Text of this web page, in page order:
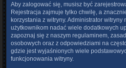
Aby zalogować się, musisz być
Rejestracja zajmuje tylko chwilę, a
korzystania z witryny. Administrator witryny
użytkownikom nadać wiele dodatkowych
zapoznaj się z naszym regulaminem,
osobowych oraz z odpowiedziami na
gdzie jest wyjaśnionych wiele
funkcjonowania witryny.